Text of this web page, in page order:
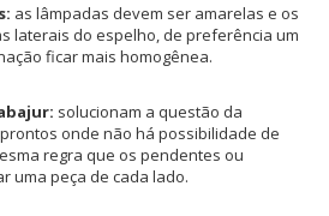
as lâmpadas devem ser amarelas e os
laterais do espelho, de preferência um
ficar mais homogênea.
solucionam a questão da
onde não há possibilidade de
regra que os pendentes ou
uma peça de cada lado.